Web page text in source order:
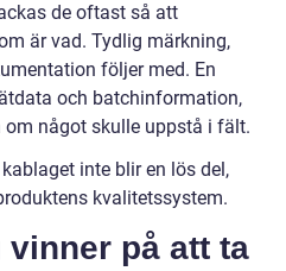
de oftast så att
är vad. Tydlig märkning,
följer med. En
och batchinformation,
något skulle uppstå i fält.
inte blir en lös del,
kvalitetssystem.
vinner på att ta